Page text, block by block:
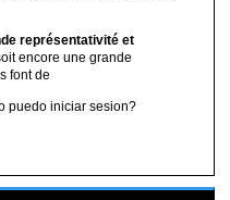
représentativité et
encore une grande
font de
puedo iniciar sesion?